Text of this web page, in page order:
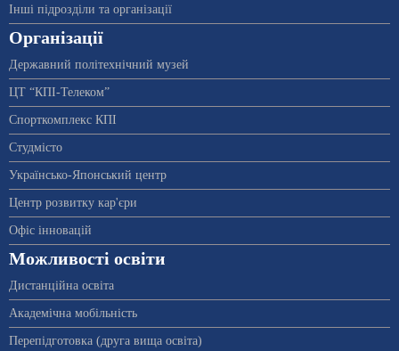
Інші підрозділи та організації
Організації
Державний політехнічний музей
ЦТ “КПІ-Телеком”
Спорткомплекс КПІ
Студмісто
Українсько-Японський центр
Центр розвитку кар'єри
Офіс інновацій
Можливості освіти
Дистанційна освіта
Академічна мобільність
Перепідготовка (друга вища освіта)